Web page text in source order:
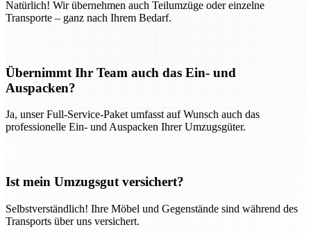
Natürlich! Wir übernehmen auch Teilumzüge oder einzelne
Transporte – ganz nach Ihrem Bedarf.
Übernimmt Ihr Team auch das Ein- und
Auspacken?
Ja, unser Full-Service-Paket umfasst auf Wunsch auch das
professionelle Ein- und Auspacken Ihrer Umzugsgüter.
Ist mein Umzugsgut versichert?
Selbstverständlich! Ihre Möbel und Gegenstände sind während des
Transports über uns versichert.